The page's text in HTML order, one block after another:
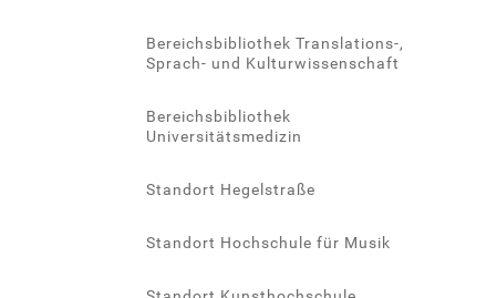
Bereichsbibliothek Translations-,
Sprach- und Kulturwissenschaft
Bereichsbibliothek
Universitätsmedizin
Standort Hegelstraße
Standort Hochschule für Musik